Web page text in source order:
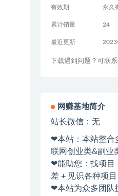
有效期 永久
累计销量 24
最近更新 2023
下载遇到问题？可联
网赚基地简介
站长微信：无
❤本站：本站整合
联网创业类&副业
❤能助您：找项目
差 + 见识各种项
❤本站为众多团队